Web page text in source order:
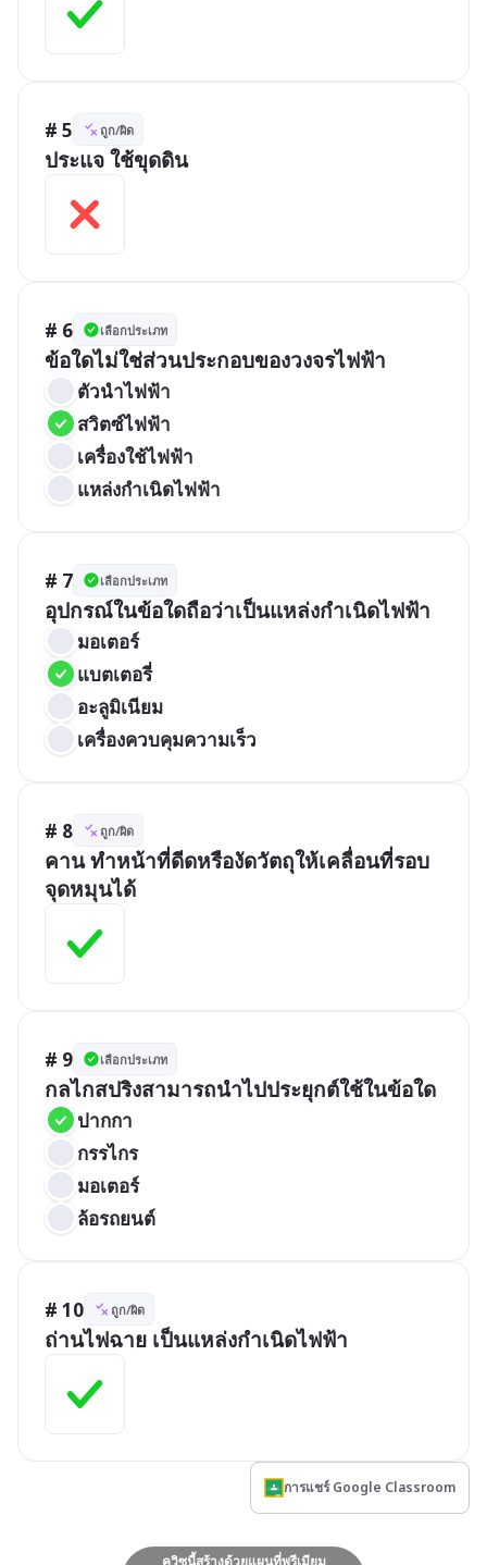
# 5 ถูก/ผิด
ประแจ ใช้ขุดดิน
# 6 เลือกประเภท
ข้อใดไม่ใช่ส่วนประกอบของวงจรไฟฟ้า
ตัวนำไฟฟ้า
สวิตซ์ไฟฟ้า
เครื่องใช้ไฟฟ้า
แหล่งกำเนิดไฟฟ้า
# 7 เลือกประเภท
อุปกรณ์ในข้อใดถือว่าเป็นแหล่งกำเนิดไฟฟ้า
มอเตอร์
แบตเตอรี่
อะลูมิเนียม
เครื่องควบคุมความเร็ว
# 8 ถูก/ผิด
คาน ทำหน้าที่ดีดหรืองัดวัตถุให้เคลื่อนที่รอบ
จุดหมุนได้
# 9 เลือกประเภท
กลไกสปริงสามารถนำไปประยุกต์ใช้ในข้อใด
ปากกา
กรรไกร
มอเตอร์
ล้อรถยนต์
# 10 ถูก/ผิด
ถ่านไฟฉาย เป็นแหล่งกำเนิดไฟฟ้า
การแชร์ Google Classroom
ควิซนี้สร้างด้วยแผนที่พรีเมียม